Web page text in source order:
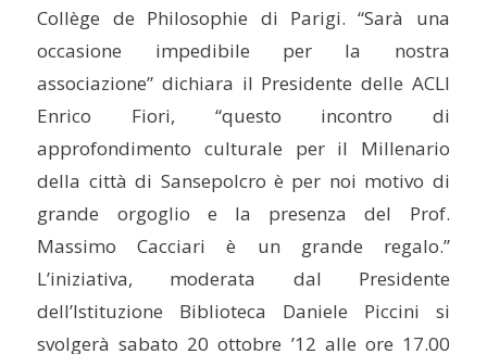
Collège de Philosophie di Parigi. “Sarà una
occasione impedibile per la nostra
associazione” dichiara il Presidente delle ACLI
Enrico Fiori, “questo incontro di
approfondimento culturale per il Millenario
della città di Sansepolcro è per noi motivo di
grande orgoglio e la presenza del Prof.
Massimo Cacciari è un grande regalo.”
L’iniziativa, moderata dal Presidente
dell’Istituzione Biblioteca Daniele Piccini si
svolgerà sabato 20 ottobre ’12 alle ore 17.00